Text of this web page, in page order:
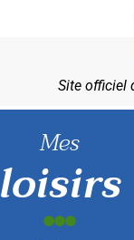
Site officiel
Mes
loisirs